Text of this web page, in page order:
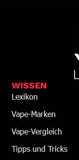
WISSEN
Lexikon
Vape-Marken
Vape-Vergleich
Tipps und Tricks